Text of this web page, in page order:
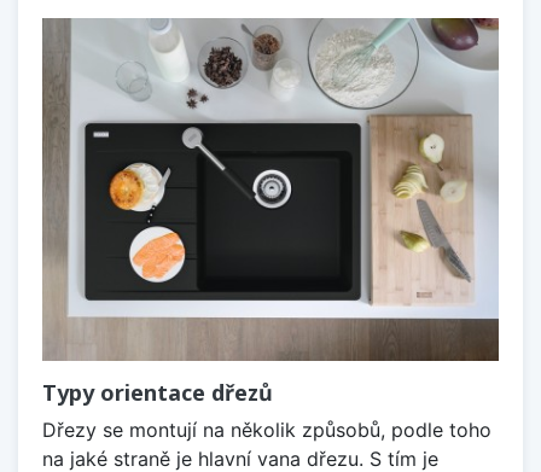
Typy orientace dřezů
Dřezy se montují na několik způsobů, podle toho
na jaké straně je hlavní vana dřezu. S tím je